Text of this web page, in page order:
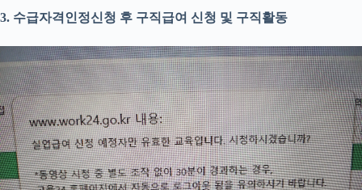
3. 수급자격인정신청 후 구직급여 신청 및 구직활동